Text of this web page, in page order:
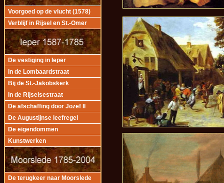
Voorgoed op de vlucht (1578)
Verblijf in Rijsel en St.-Omer
De vestiging in Ieper
In de Lombaardstraat
Bij de St.-Jakobskerk
In de Rijselsestraat
De afschaffing door Jozef II
De Augustijnse leefregel
De eigendommen
Kunstwerken
De terugkeer naar Moorslede